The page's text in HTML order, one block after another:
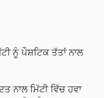
ਨੂੰ ਪੌਸ਼ਟਿਕ ਤੱਤਾਂ ਨਾਲ
ਨਾਲ ਮਿੱਟੀ ਵਿੱਚ ਹਵਾ